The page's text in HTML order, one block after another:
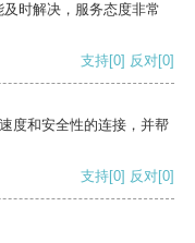
时解决，服务态度非常
支持[0] 反对[0]
度和安全性的连接，并帮
支持[0] 反对[0]